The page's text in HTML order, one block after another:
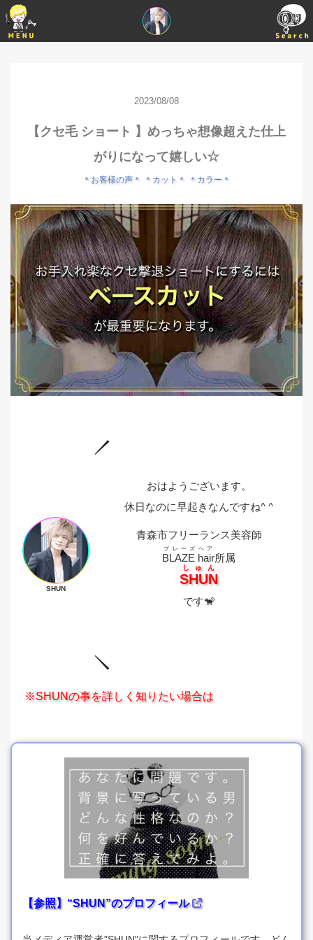
2023/08/08
【クセ毛 ショート 】めっちゃ想像超えた仕上
がりになって嬉しい☆
＊お客様の声＊ ＊カット＊ ＊カラー＊
SHUN
おはようございます。
休日なのに早起きなんですね^ ^
青森市フリーランス美容師
BLAZE hair
ブレーズヘア
所属
SHUN
しゅん
です🐒
※SHUNの事を詳しく知りたい場合は
【参照】“SHUN”のプロフィール